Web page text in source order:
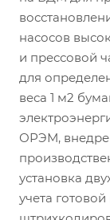
насосов
и прессовой
для
веса 1 м2
ОРЭМ,
установка
учета